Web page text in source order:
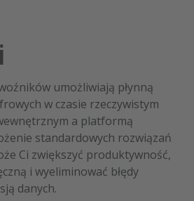
umożliwiają płynną
w czasie rzeczywistym
a platformą
standardowych rozwiązań
Ci zwiększyć produktywność,
i wyeliminować błędy
danych.